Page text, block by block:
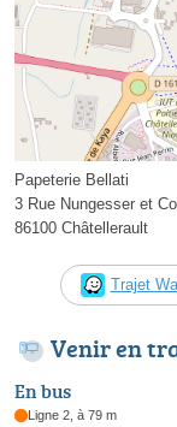
Papeterie Bellati
3 Rue Nungesser et
86100 Châtellerault
Trajet
Venir en
En bus
Ligne 2, à 79 m